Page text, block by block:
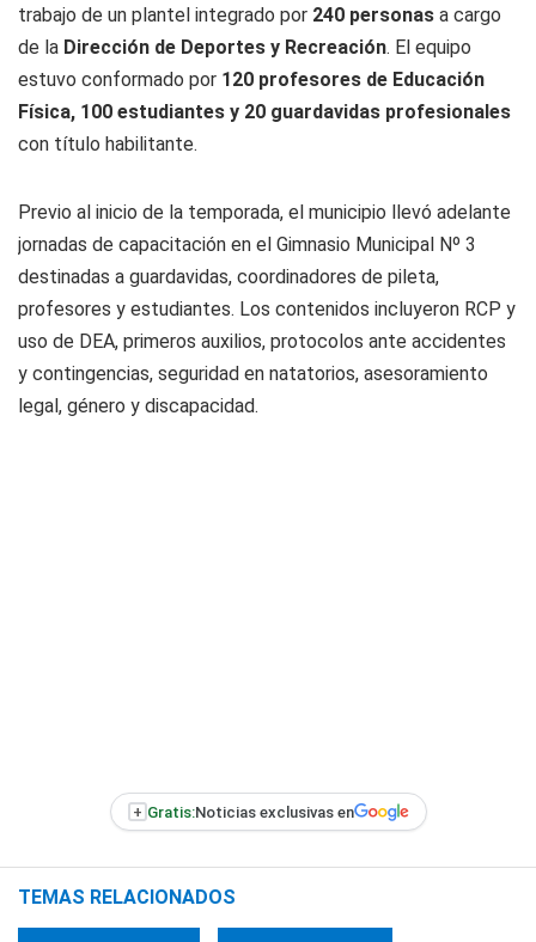
trabajo de un plantel integrado por 240 personas a cargo
de la Dirección de Deportes y Recreación. El equipo
estuvo conformado por 120 profesores de Educación
Física, 100 estudiantes y 20 guardavidas profesionales
con título habilitante.
Previo al inicio de la temporada, el municipio llevó adelante
jornadas de capacitación en el Gimnasio Municipal Nº 3
destinadas a guardavidas, coordinadores de pileta,
profesores y estudiantes. Los contenidos incluyeron RCP y
uso de DEA, primeros auxilios, protocolos ante accidentes
y contingencias, seguridad en natatorios, asesoramiento
legal, género y discapacidad.
+ Gratis:Noticias exclusivas en
TEMAS RELACIONADOS